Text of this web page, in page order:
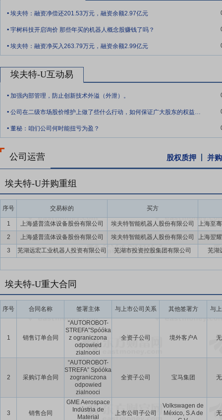
33,447.00万元,采用自有知识产权和技术,购置先进研发、精密加工
器人软硬件核心模块进行研发提升和产能提升,项目建成后,每年可生
要点13：机器人云平台研发和产业化项目
缘计算主要提供边缘侧的数据压缩、数据存储。平台提供通用PaaS
微服务池、工业机理模型库,提供大数据分析平台和人工智能平台。
机器人智能算法实质性的提升共享模式运营效率,并通过共享模式和云
年以现金方式累计分配的利润不少于最近3年实现的年均可分配利润的
要点15： 稳定股价措施
公司首次公开发行股票并上市后三年内,如
持股份、公司全体董事(独立董事除外)和高级管理人员增持公司股票以
. 埃夫特：融资净偿还201.53万元，融资余额2.97亿元
. 宇树科技开启询价 那些年买的机器人概念股赚钱了吗？
. 埃夫特：融资净买入263.79万元，融资余额2.99亿元
埃夫特-U互动易
. 加强内部管理，防止创新技术外溢（外泄）。
. 公司在二级市场股价维护上做了些什么行动，如何保证广大股东的权益，上半年即将结束，
. 董秘：咱们公司何时能扭亏为盈？
公司运营 股权质押 并
埃夫特-U并购重组
序号 交易标的 买方
1 上海盛普流体设备股份有限公司
埃夫特智能机器人股份有限公司
2
上海盛普流体设备股份有限公司
埃夫特智能机器人股份有限公司
3
芜湖远宏工业机器人投资有限公司 芜湖市投资控股集团有限公司 芜湖
埃夫特-U重大合同
序号 合同名称 签署主体 与上市公司关系 其他签署方 与
1 销售订单合同
“AUTOROBOT-
STREFA”Spóóka
z ograniczona
odpowied
zialnooci
全资子公司 境外客户A
2 采购订单合同
“AUTOROBOT-
STREFA” Spóóka
zograniczona
odpowied
zialnooci
全资子公司 宝马集团
3 销售合同
GME Aerospace
Indústria de
Material
上市公司子公司
Volkswagen de
México, S.A de